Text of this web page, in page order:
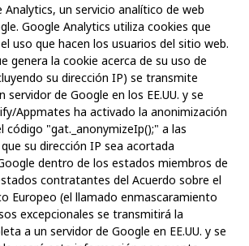
Analytics, un servicio analítico de web
Google Analytics utiliza cookies que
uso que hacen los usuarios del sitio web.
genera la cookie acerca de su uso de
su dirección IP) se transmite
servidor de Google en los EE.UU. y se
Appmates ha activado la anonimización
código "gat._anonymizeIp();" a las
su dirección IP sea acortada
dentro de los estados miembros de
contratantes del Acuerdo sobre el
Europeo (el llamado enmascaramiento
excepcionales se transmitirá la
a un servidor de Google en EE.UU. y se